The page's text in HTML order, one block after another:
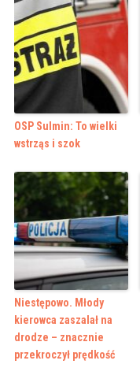
OSP Sulmin: To wielki
wstrząs i szok
Niestępowo. Młody
kierowca zaszalał na
drodze – znacznie
przekroczył prędkość